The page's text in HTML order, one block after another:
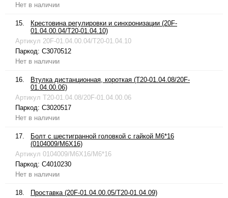
Нет в наличии
15.
Крестовина регулировки и синхронизации (20F-
01.04.00.04/T20-01.04.10)
Артикул 20F-01.04.00.04/T20-01.04.10
Паркод: C3070512
Нет в наличии
16.
Втулка дистанционная, короткая (T20-01.04.08/20F-
01.04.00.06)
Артикул T20-01.04.08/20F-01.04.00.06
Паркод: C3020517
Нет в наличии
17.
Болт с шестигранной головкой с гайкой M6*16
(0104009/M6X16)
Артикул 0104009/M6X16/M6*16
Паркод: C4010230
Нет в наличии
18.
Проставка (20F-01.04.00.05/T20-01.04.09)